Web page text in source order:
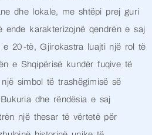
dhe lokale, me shtëpi prej guri
karakterizojnë qendrën e saj
e 20-të, Gjirokastra luajti një rol të
e Shqipërisë kundër fuqive të
simbol të trashëgimisë së
dhe rëndësia e saj
një thesar të vërtetë për